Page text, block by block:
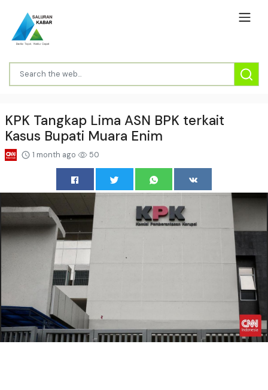
KPK Tangkap Lima ASN BPK terkait
Kasus Bupati Muara Enim
1 month ago 50